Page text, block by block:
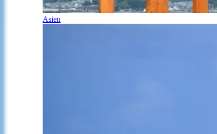
Asien